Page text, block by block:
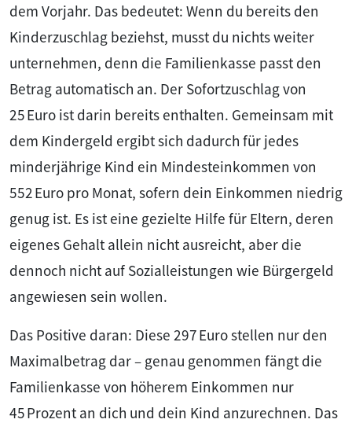
dem Vorjahr. Das bedeutet: Wenn du bereits den
Kinderzuschlag beziehst, musst du nichts weiter
unternehmen, denn die Familienkasse passt den
Betrag automatisch an. Der Sofortzuschlag von
25 Euro ist darin bereits enthalten. Gemeinsam mit
dem Kindergeld ergibt sich dadurch für jedes
minderjährige Kind ein Mindesteinkommen von
552 Euro pro Monat, sofern dein Einkommen niedrig
genug ist. Es ist eine gezielte Hilfe für Eltern, deren
eigenes Gehalt allein nicht ausreicht, aber die
dennoch nicht auf Sozialleistungen wie Bürgergeld
angewiesen sein wollen.
Das Positive daran: Diese 297 Euro stellen nur den
Maximalbetrag dar – genau genommen fängt die
Familienkasse von höherem Einkommen nur
45 Prozent an dich und dein Kind anzurechnen. Das